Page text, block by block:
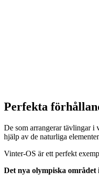
Perfekta
De som arrangerar tävlingar i
hjälp av de naturliga
Vinter-OS är ett perfekt
Det nya olympiska området